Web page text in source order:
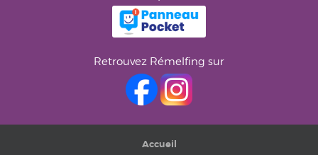
Retrouvez Rémelfing sur
Accueil